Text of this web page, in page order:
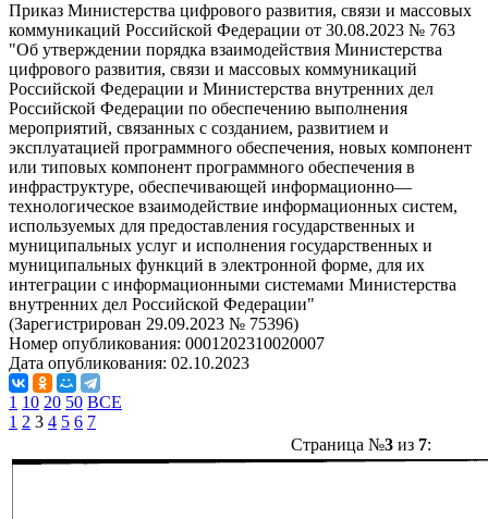
Приказ Министерства цифрового развития, связи и массовых
коммуникаций Российской Федерации от 30.08.2023 № 763
"Об утверждении порядка взаимодействия Министерства
цифрового развития, связи и массовых коммуникаций
Российской Федерации и Министерства внутренних дел
Российской Федерации по обеспечению выполнения
мероприятий, связанных с созданием, развитием и
эксплуатацией программного обеспечения, новых компонент
или типовых компонент программного обеспечения в
инфраструктуре, обеспечивающей информационно—
технологическое взаимодействие информационных систем,
используемых для предоставления государственных и
муниципальных услуг и исполнения государственных и
муниципальных функций в электронной форме, для их
интеграции с информационными системами Министерства
внутренних дел Российской Федерации"
(Зарегистрирован 29.09.2023 № 75396)
Номер опубликования: 0001202310020007
Дата опубликования: 02.10.2023
1 10 20 50 ВСЕ
1 2 3 4 5 6 7
Страница №3из 7: